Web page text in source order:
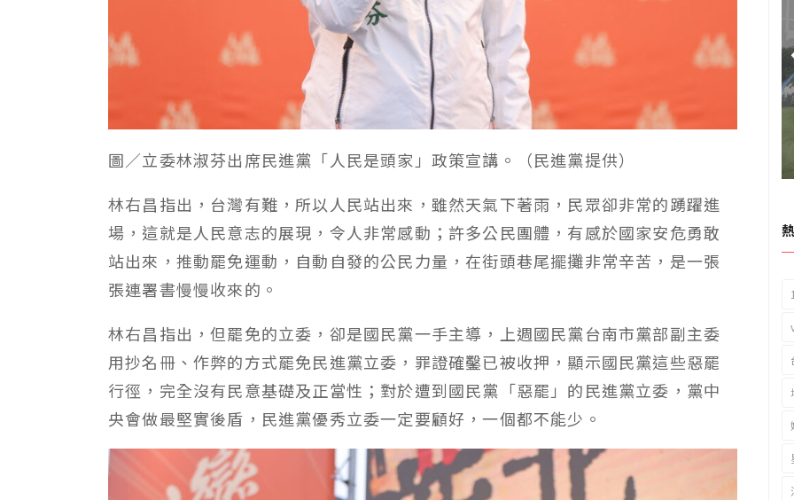
圖／立委林淑芬出席民進黨「人民是頭家」政策宣講。（民進黨提供）
林右昌指出，台灣有難，所以人民站出來，雖然天氣下著雨，民眾卻非常的踴躍進
場，這就是人民意志的展現，令人非常感動；許多公民團體，有感於國家安危勇敢
站出來，推動罷免運動，自動自發的公民力量，在街頭巷尾擺攤非常辛苦，是一張
張連署書慢慢收來的。
林右昌指出，但罷免的立委，卻是國民黨一手主導，上週國民黨台南市黨部副主委
用抄名冊、作弊的方式罷免民進黨立委，罪證確鑿已被收押，顯示國民黨這些惡罷
行徑，完全沒有民意基礎及正當性；對於遭到國民黨「惡罷」的民進黨立委，黨中
央會做最堅實後盾，民進黨優秀立委一定要顧好，一個都不能少。